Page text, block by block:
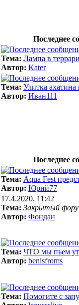
Последнее
Тема: Лампа в
Автор: Kater
Тема: Улитка ахатина
Автор: Иван111
Последнее
Тема: Aqua Fest
Автор: Юрий77
17.4.2020, 11:42
Тема: Закрытый
Автор: Фондан
Тема: ЧТО мы пьем
Автор: benisfroms
Тема: Помогите с